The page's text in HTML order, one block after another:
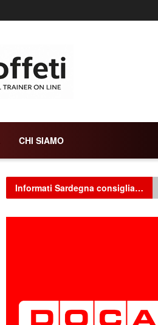
CHI SIAMO
Informati Sardegna consiglia…